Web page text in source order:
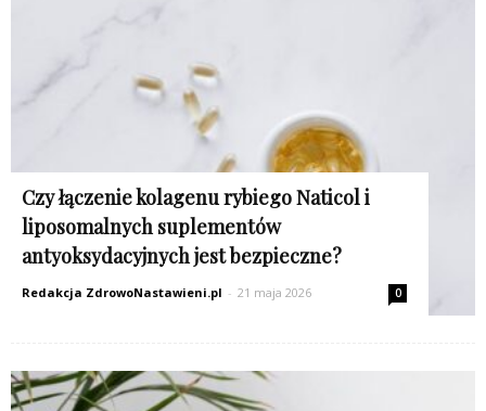
Czy łączenie kolagenu rybiego Naticol i
liposomalnych suplementów
antyoksydacyjnych jest bezpieczne?
Redakcja ZdrowoNastawieni.pl - 21 maja 2026 0